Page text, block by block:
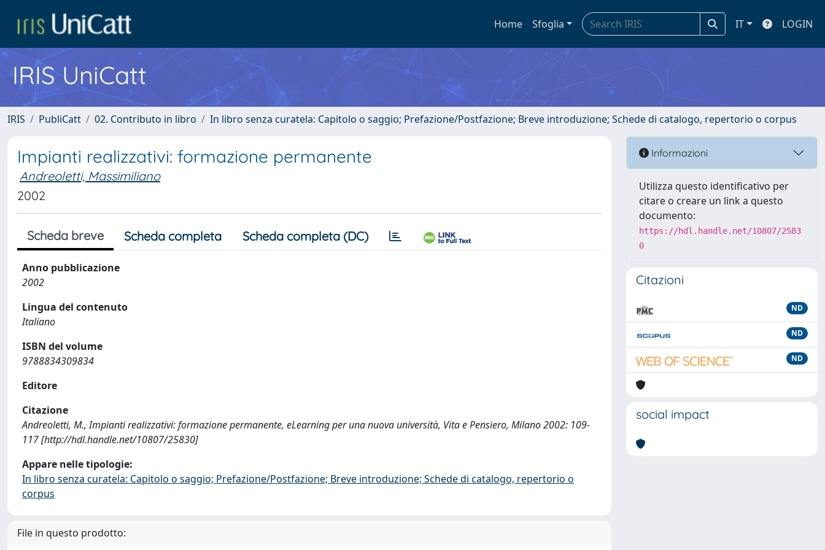
Home Sfoglia IT LOGIN
IRIS UniCatt
IRIS PubliCatt 02. Contributo in libro In libro senza curatela: Capitolo o saggio; Prefazione/Postfazione; Breve introduzione; Schede di catalogo, repertorio o corpus
Impianti realizzativi: formazione permanente
Andreoletti, Massimiliano
2002
Scheda breve Scheda completa Scheda completa (DC)
Anno pubblicazione
2002
Lingua del contenuto
Italiano
ISBN del volume
9788834309834
Editore
Citazione
Andreoletti, M., Impianti realizzativi: formazione permanente, eLearning per una nuova università, Vita e Pensiero, Milano 2002: 109-
117 [http://hdl.handle.net/10807/25830]
Appare nelle tipologie:
In libro senza curatela: Capitolo o saggio; Prefazione/Postfazione; Breve introduzione; Schede di catalogo, repertorio o
corpus
File in questo prodotto:
Informazioni
Utilizza questo identificativo per
citare o creare un link a questo
documento:
https://hdl.handle.net/10807/2583
0
Citazioni
ND
ND
ND
social impact